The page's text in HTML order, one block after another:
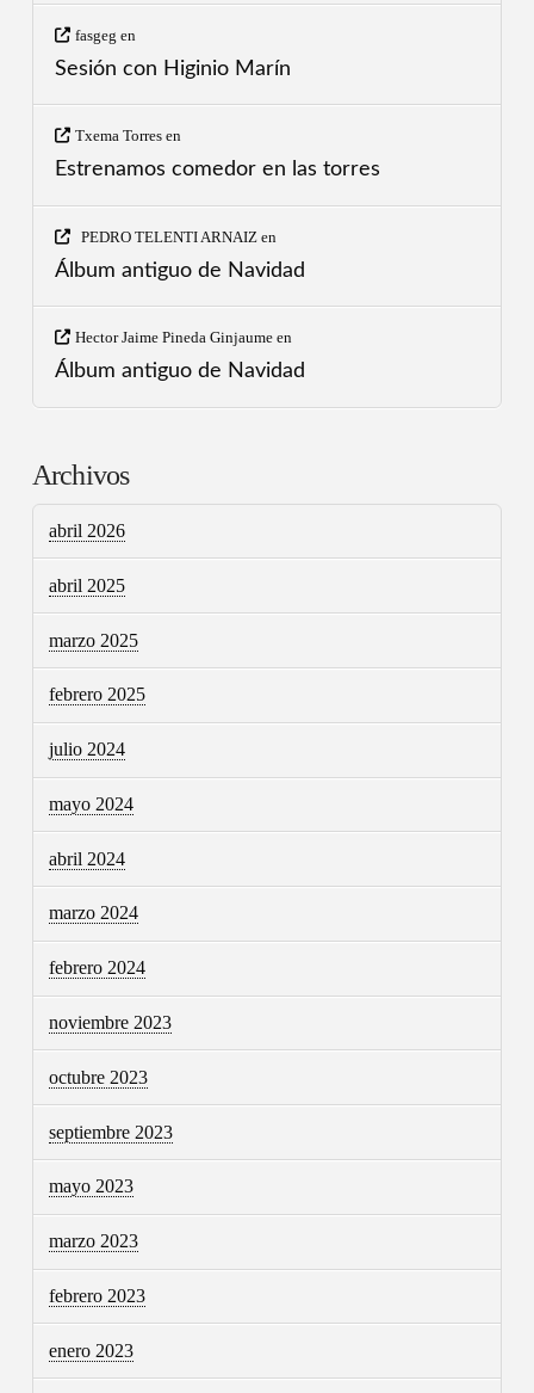
fasgeg en
Sesión con Higinio Marín
Txema Torresen
Estrenamos comedor en las torres
PEDRO TELENTI ARNAIZ en
Álbum antiguo de Navidad
Hector Jaime Pineda Ginjaumeen
Álbum antiguo de Navidad
Archivos
abril 2026
abril 2025
marzo 2025
febrero 2025
julio 2024
mayo 2024
abril 2024
marzo 2024
febrero 2024
noviembre 2023
octubre 2023
septiembre 2023
mayo 2023
marzo 2023
febrero 2023
enero 2023